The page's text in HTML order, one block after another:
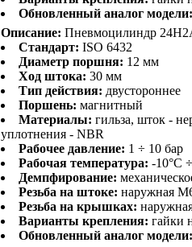
Обновленный аналог модели:
Описание: Пневмоцилиндр
Стандарт: ISO 6432
Диаметр поршня: 12 мм
Ход штока: 30 мм
Тип действия: двустороннее
Поршень: магнитный
Материалы: гильза, шток -
уплотнения - NBR
Рабочее давление: 1 ÷ 10 бар
Рабочая температура: -10°C
Демпфирование:
Резьба на штоке: наружная
Резьба на крышках:
Варианты крепления: гайки
Обновленный аналог модели: